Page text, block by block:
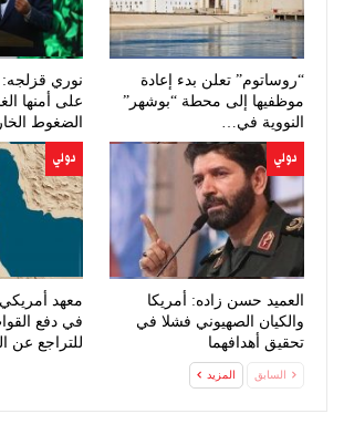
“روساتوم” تعلن بدء إعادة
موظفيها إلى محطة “بوشهر”
النووية في…
نوري
على أمنها
الضغوط
دولي
العميد حسن زاده: أمريكا
والكيان الصهيوني فشلا في
تحقيق أهدافهما
دولي
معهد
في دفع
للتراجع عن
السابق المزيد